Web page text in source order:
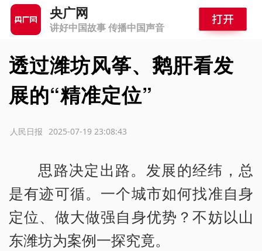
央广网
讲好中国故事 传播中国声音
透过潍坊风筝、鹅肝看发
展的“精准定位”
2025-07-19 23:08:43
人民日报
思路决定出路。发展的经纬，总
是有迹可循。一个城市如何找准自身
定位、做大做强自身优势？不妨以山
东潍坊为案例一探究竟。